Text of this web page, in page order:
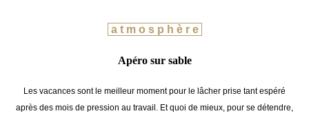
a t m o s p h è r e
Apéro sur sable
Les vacances sont le meilleur moment pour le lâcher prise tant espéré
après des mois de pression au travail. Et quoi de mieux, pour se détendre,